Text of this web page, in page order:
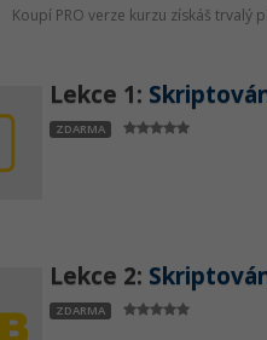
Koupí PRO verze kurzu získáš trvalý
Lekce 1:
ZDARMA
Lekce 2:
ZDARMA